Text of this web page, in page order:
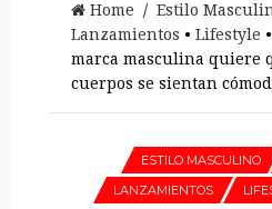
Home / Estilo
Lanzamientos • Lifestyle •
marca masculina quiere
cuerpos se sientan
ESTILO MASCULINO
LANZAMIENTOS